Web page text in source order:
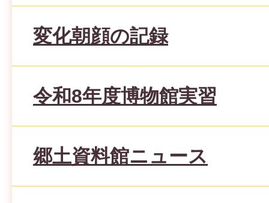
変化朝顔の記録
令和8年度博物館実習
郷土資料館ニュース